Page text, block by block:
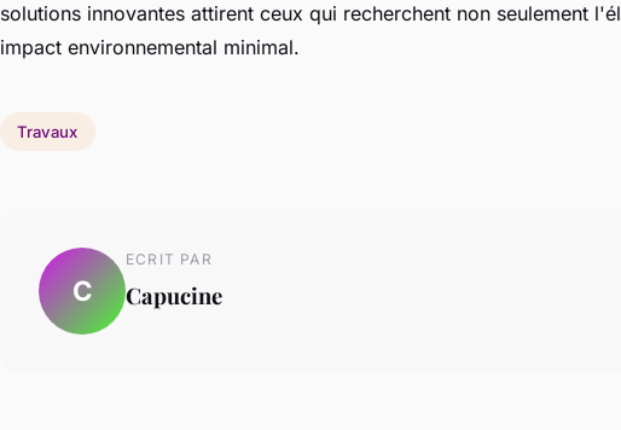
solutions innovantes attirent ceux qui recherchent non seulement
impact environnemental minimal.
Travaux
C
ECRIT PAR
Capucine